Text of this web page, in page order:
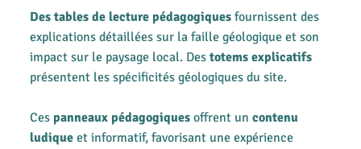
Des tables de lecture pédagogiques fournissent des
explications détaillées sur la faille géologique et son
impact sur le paysage local. Des totems explicatifs
présentent les spécificités géologiques du site.
Ces panneaux pédagogiquesoffrent un contenu
ludiqueet informatif, favorisant une expérience